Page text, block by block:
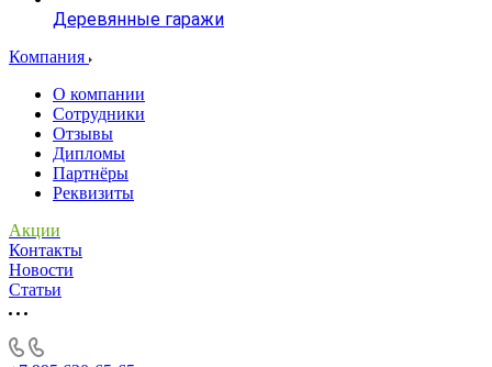
Деревянные гаражи
Компания
О компании
Сотрудники
Отзывы
Дипломы
Партнёры
Реквизиты
Акции
Контакты
Новости
Статьи